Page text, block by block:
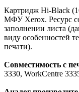
Картридж Hi-Black
МФУ Xerox. Ресурс
заполнении листа
виду особенностей
печати).
Совместимость с
3330, WorkCentre